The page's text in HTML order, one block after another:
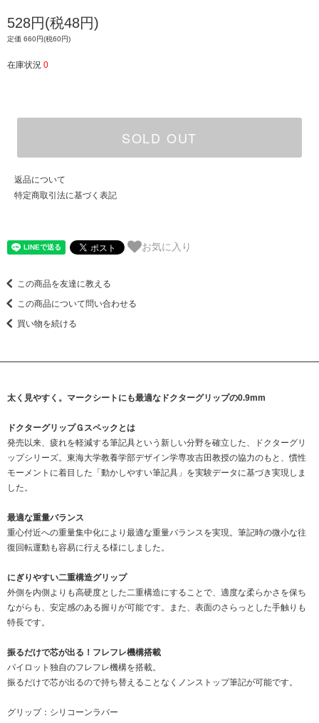
528円(税48円)
定価 660円(税60円)
在庫状況 0
SOLD OUT
返品について
特定商取引法に基づく表記
お気に入り
この商品を友達に教える
この商品について問い合わせる
買い物を続ける
太く見やすく。マークシートにも最適なドクターグリップの0.9mm
ドクターグリップＧスペックとは
発売以来、疲れを軽減する筆記具という新しい分野を確立した、ドクターグリ
ップシリーズ。東海大学教養学部デザイン学専攻吉田教授の協力のもと、慣性
モーメントに着目した「動かしやすい筆記具」を実験データに基づき実現しま
した。
最適な重量バランス
重心付近への重量集中化により最適な重量バランスを実現。筆記時の微小な往
復回転運動も容易に行える様にしました。
にぎりやすい二重構造グリップ
外側を内側よりも高硬度とした二重構造にすることで、適度な柔らかさを保ち
ながらも、安定感のある握りが可能です。また、表面のさらっとした手触りも
特長です。
振るだけで芯が出る！フレフレ機構搭載
パイロット独自のフレフレ機構を搭載。
振るだけで芯が出るので持ち替えることなくノンストップ筆記が可能です。
グリップ：シリコーンラバー